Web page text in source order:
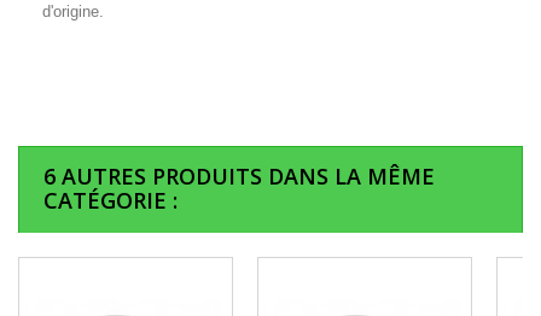
d'origine.
6 AUTRES PRODUITS DANS LA MÊME
CATÉGORIE :